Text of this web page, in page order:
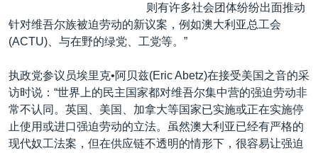
则有许多社会团体纷纷出面推动
针对维吾尔族被迫劳动的新议案，例如澳大利亚总工会
(ACTU)、与在野的绿党、工党等。”
执政党参议员埃里克•阿贝兹(Eric Abetz)在接受美国之音的采
访时说：“世界上的民主国家都对维吾尔集中营的强迫劳动非
常不认同。英国、美国、加拿大等国家已实施或正在实施停
止使用或进口强迫劳动的立法。虽然澳大利亚已经有严格的
现代奴工法案，但在供应链不透明的情形下，很容易让强迫